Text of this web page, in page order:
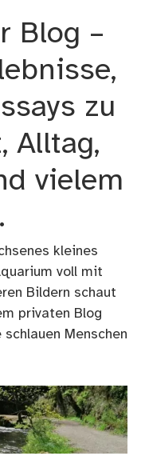
Blog –
zu
Alltag,
vielem
kleines
voll mit
Bildern schaut
privaten Blog
Menschen